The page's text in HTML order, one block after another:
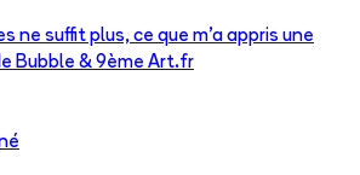
ne suffit plus, ce que m’a appris une
Bubble & 9ème Art.fr